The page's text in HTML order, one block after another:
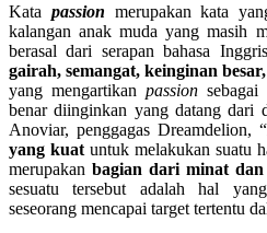
Kata passion merupakan kata
kalangan anak muda yang masih
berasal dari serapan bahasa
gairah, semangat, keinginan besar,
yang mengartikanpassion
benar diinginkan yang datang
Anoviar, penggagas Dreamdelion, “
yang kuatuntuk melakukan suatu
merupakan bagian dari minat
sesuatu tersebut adalah hal
seseorang mencapai target tertentu